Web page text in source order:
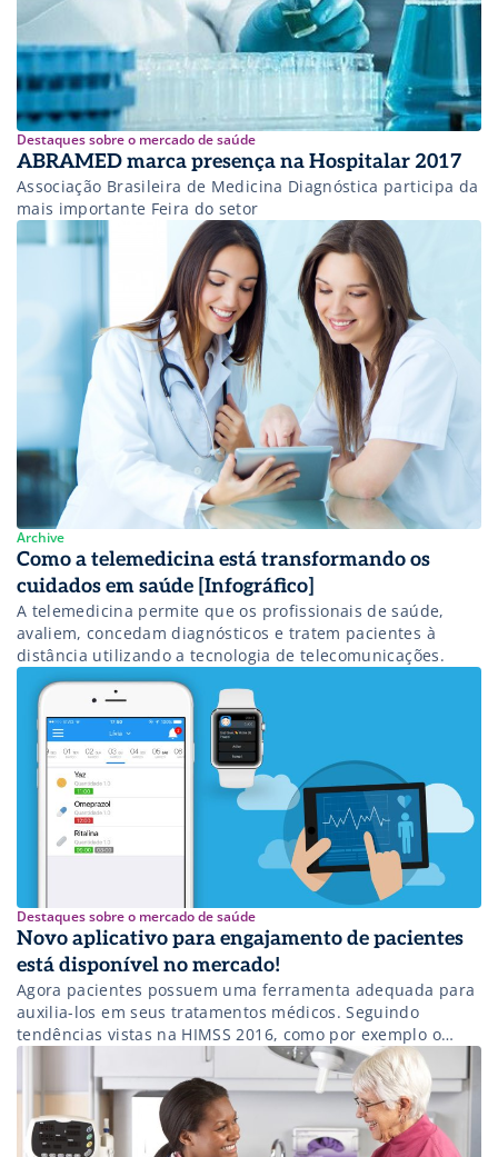
Destaques sobre o mercado de saúde
ABRAMED marca presença na Hospitalar 2017
Associação Brasileira de Medicina Diagnóstica participa da
mais importante Feira do setor
Archive
Como a telemedicina está transformando os
cuidados em saúde [Infográfico]
A telemedicina permite que os profissionais de saúde,
avaliem, concedam diagnósticos e tratem pacientes à
distância utilizando a tecnologia de telecomunicações.
Destaques sobre o mercado de saúde
Novo aplicativo para engajamento de pacientes
está disponível no mercado!
Agora pacientes possuem uma ferramenta adequada para
auxilia-los em seus tratamentos médicos. Seguindo
tendências vistas na HIMSS 2016, como por exemplo o
Patient-centered-care, o Dr. CUCO é um aplicativo de
celular voltado a pacientes que cria um plano de
tratamento para auxiliá-los a tomar seus medicamentos e
encontrar os melhores preços nos principais e-commerces
de […]